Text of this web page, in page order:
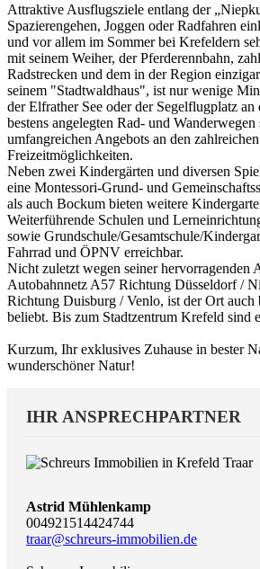
Attraktive Ausflugsziele entlang der
Spazierengehen, Joggen oder Radfahren
und vor allem im Sommer bei Krefeldern
mit seinem Weiher, der Pferderennbahn,
Radstrecken und dem in der Region
seinem "Stadtwaldhaus", ist nur wenige
der Elfrather See oder der Segelflugplatz
bestens angelegten Rad- und
umfangreichen Angebots an den
Freizeitmöglichkeiten.
Neben zwei Kindergärten und diversen
eine Montessori-Grund- und
als auch Bockum bieten weitere
Weiterführende Schulen und
sowie Grundschule/Gesamtschule/
Fahrrad und ÖPNV erreichbar.
Nicht zuletzt wegen seiner hervorragenden
Autobahnnetz A57 Richtung Düsseldorf /
Richtung Duisburg / Venlo, ist der Ort auch
beliebt. Bis zum Stadtzentrum Krefeld sind
Kurzum, Ihr exklusives Zuhause in bester
wunderschöner Natur!
IHR ANSPRECHPARTNER
Astrid Mühlenkamp
004921514424744
traar@schreurs-immobilien.de